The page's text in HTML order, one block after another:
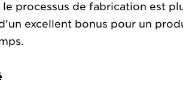
le processus de fabrication est
excellent bonus pour un